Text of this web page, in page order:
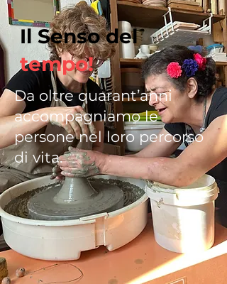
Il Senso del
tempo!
Da oltre quarant’anni
accompagniamo le
persone nel loro percorso
di vita.